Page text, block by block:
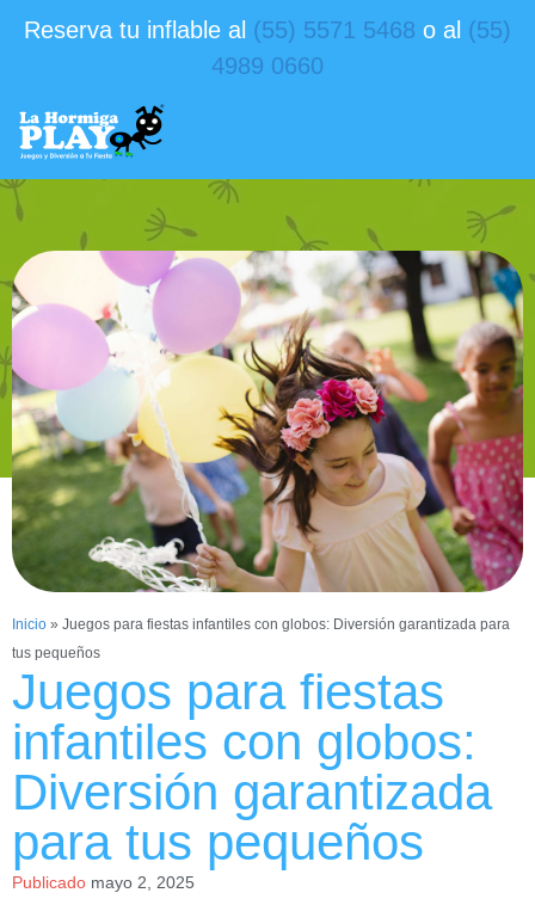
Reserva tu inflable al (55) 5571 5468 o al (55)
4989 0660
Inicio » Juegos para fiestas infantiles con globos: Diversión garantizada para
tus pequeños
Juegos para fiestas
infantiles con globos:
Diversión garantizada
para tus pequeños
Publicado mayo 2, 2025